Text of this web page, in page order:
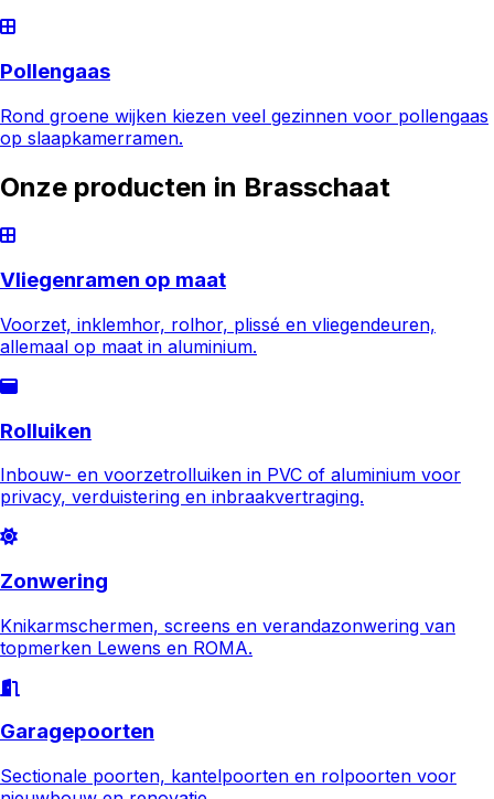
Pollengaas
Rond groene wijken kiezen veel gezinnen voor pollengaas
op slaapkamerramen.
Onze producten in Brasschaat
Vliegenramen op maat
Voorzet, inklemhor, rolhor, plissé en vliegendeuren,
allemaal op maat in aluminium.
Rolluiken
Inbouw- en voorzetrolluiken in PVC of aluminium voor
privacy, verduistering en inbraakvertraging.
Zonwering
Knikarmschermen, screens en verandazonwering van
topmerken Lewens en ROMA.
Garagepoorten
Sectionale poorten, kantelpoorten en rolpoorten voor